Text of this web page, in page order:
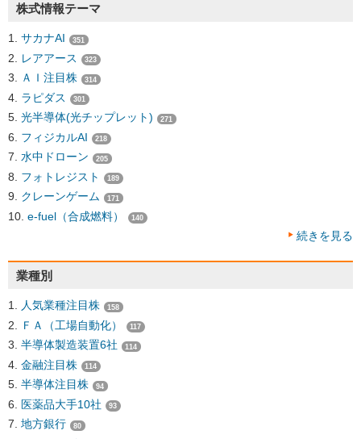
株式情報テーマ
サカナAI 351
レアアース 323
ＡＩ注目株 314
ラピダス 301
光半導体(光チップレット) 271
フィジカルAI 218
水中ドローン 205
フォトレジスト 189
クレーンゲーム 171
e-fuel（合成燃料） 140
続きを見る
業種別
人気業種注目株 158
ＦＡ（工場自動化） 117
半導体製造装置6社 114
金融注目株 114
半導体注目株 94
医薬品大手10社 93
地方銀行 80